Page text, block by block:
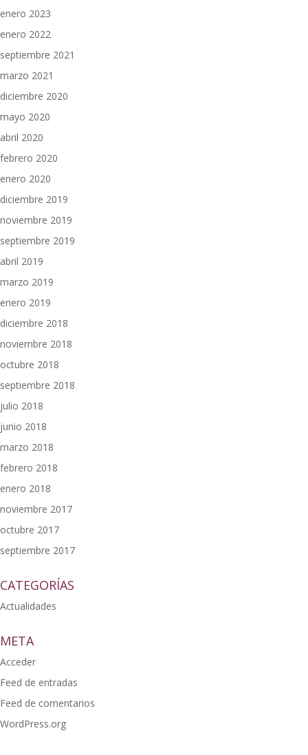
enero 2023
enero 2022
septiembre 2021
marzo 2021
diciembre 2020
mayo 2020
abril 2020
febrero 2020
enero 2020
diciembre 2019
noviembre 2019
septiembre 2019
abril 2019
marzo 2019
enero 2019
diciembre 2018
noviembre 2018
octubre 2018
septiembre 2018
julio 2018
junio 2018
marzo 2018
febrero 2018
enero 2018
noviembre 2017
octubre 2017
septiembre 2017
CATEGORÍAS
Actualidades
META
Acceder
Feed de entradas
Feed de comentarios
WordPress.org